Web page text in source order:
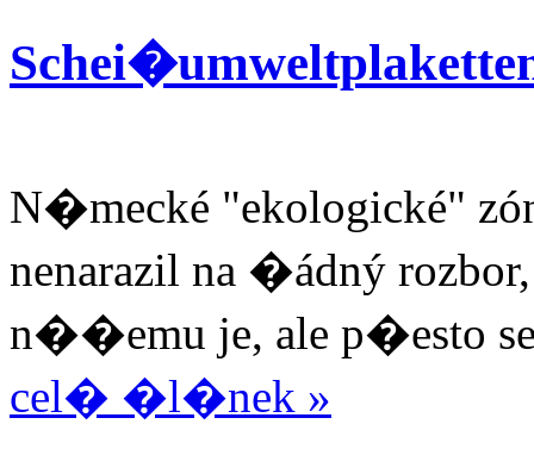
N�mecké "ekologické"
nenarazil na �ádný
n��emu je, ale p�esto
cel� �l�nek »